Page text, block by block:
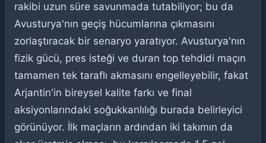
rakibi uzun süre savunmada tutabiliyor; bu da
Avusturya'nın geçiş hücumlarına çıkmasını
zorlaştıracak bir senaryo yaratıyor. Avusturya'nın
fizik gücü, pres isteği ve duran top tehdidi maçın
tamamen tek taraflı akmasını engelleyebilir, fakat
Arjantin'in bireysel kalite farkı ve final
aksiyonlarındaki soğukkanlılığı burada belirleyici
görünüyor. İlk maçların ardından iki takımın da